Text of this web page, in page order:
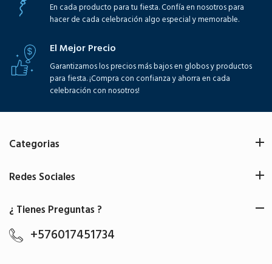
En cada producto para tu fiesta. Confía en nosotros para
hacer de cada celebración algo especial y memorable.
El Mejor Precio
Garantizamos los precios más bajos en globos y productos
para fiesta. ¡Compra con confianza y ahorra en cada
celebración con nosotros!
Categorias
Redes Sociales
¿ Tienes Preguntas ?
+576017451734